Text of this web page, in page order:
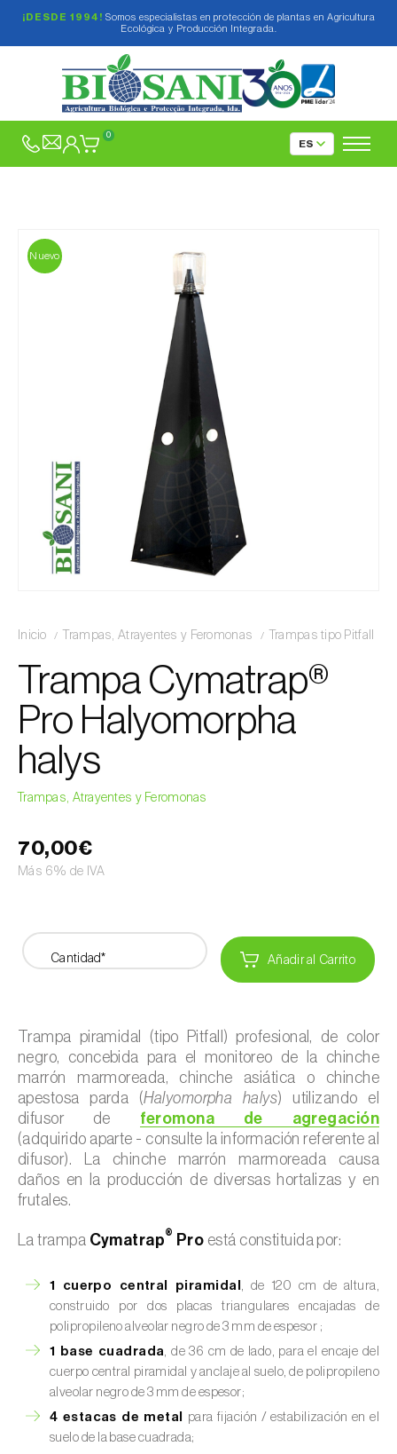
¡DESDE 1994! Somos especialistas en protección de plantas en Agricultura
Ecológica y Producción Integrada.
0
Nuevo
Inicio Trampas, Atrayentes y Feromonas Trampas tipo Pitfall
Trampa Cymatrap®
Pro Halyomorpha
halys
Trampas, Atrayentes y Feromonas
70,00€
Más 6% de IVA
Cantidad* Añadir al Carrito
Trampa piramidal (tipo Pitfall) profesional, de color
negro, concebida para el monitoreo de la chinche
marrón marmoreada, chinche asiática o chinche
apestosa parda (Halyomorpha halys) utilizando el
difusor de feromona de agregación
(adquirido aparte - consulte la información referente al
difusor). La chinche marrón marmoreada causa
daños en la producción de diversas hortalizas y en
frutales.
La trampa Cymatrap® Pro está constituida por:
1 cuerpo central piramidal
, de 120 cm de altura,
construido por dos placas triangulares encajadas de
polipropileno alveolar negro de 3 mm de espesor ;
1 base cuadrada , de 36 cm de lado, para el encaje del
cuerpo central piramidal y anclaje al suelo, de polipropileno
alveolar negro de 3 mm de espesor;
4 estacas de metal para fijación / estabilización en el
suelo de la base cuadrada;